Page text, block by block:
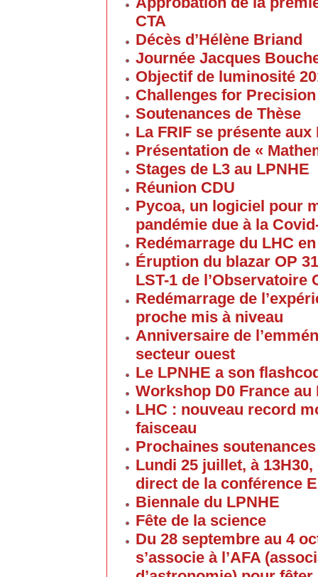
CTA
Décès d’Hélène Briand
Journée Jacques
Objectif de luminosité
Challenges for
Soutenances de Thèse
La FRIF se présente aux
Présentation de «
Stages de L3 au LPNHE
Réunion CDU
Pycoa, un logiciel pour
pandémie due à la
Redémarrage du LHC en
Éruption du blazar OP
LST-1 de l’Observatoire
Redémarrage de
proche mis à niveau
Anniversaire de
secteur ouest
Le LPNHE a son
Workshop D0 France au
LHC : nouveau record
faisceau
Prochaines
Lundi 25 juillet, à
direct de la conférence
Biennale du LPNHE
Fête de la science
Du 28 septembre au 4
s’associe à l’AFA